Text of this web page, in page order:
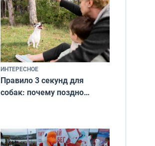
ИНТЕРЕСНОЕ
Правило 3 секунд для
собак: почему поздно
питомцу всё сразу и без
криков